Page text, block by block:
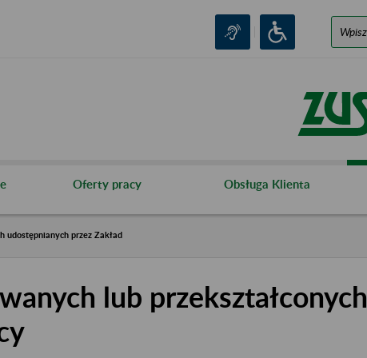
Oferty pracy Obsługa Klienta
udostępnianych przez Zakład
lub przekształconych